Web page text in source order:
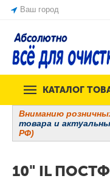
Ваш город
КАТАЛОГ
Вниманию
товара и
РФ)
10" IL